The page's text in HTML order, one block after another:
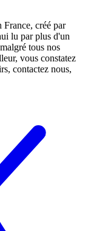
France, créé par
lu par plus d'un
tous nos
vous constatez
contactez nous,